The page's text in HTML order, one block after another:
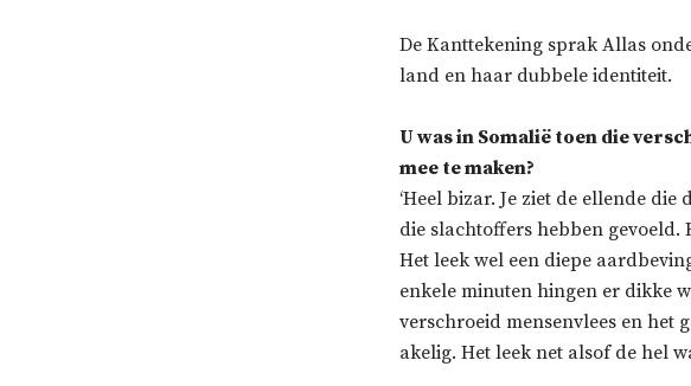
De Kanttekening sprak Allas
land en haar dubbele identiteit.
U was in Somalië toen die
mee te maken?
‘Heel bizar. Je ziet de ellende
die slachtoffers hebben gevoeld.
Het leek wel een diepe
enkele minuten hingen er dikke
verschroeid mensenvlees en het
akelig. Het leek net alsof de hel